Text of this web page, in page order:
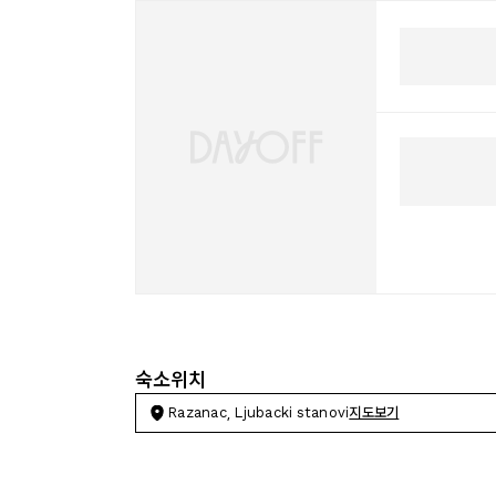
숙소위치
Razanac, Ljubacki stanovi지도보기